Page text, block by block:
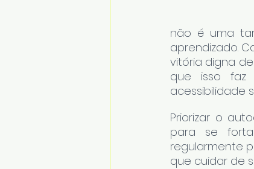
não é uma
aprendizado.
vitória digna
que isso faz
acessibilidade
Priorizar o
para se
regularmente
que cuidar de